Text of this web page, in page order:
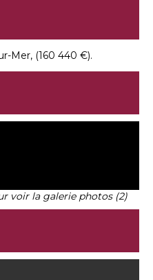
Mer, (160 440 €).
voir la galerie photos (2)